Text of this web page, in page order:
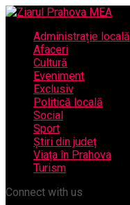
Administrație locală
Afaceri
Cultură
Eveniment
Exclusiv
Politică locală
Social
Sport
Știri din județ
Viața în Prahova
Turism
Connect with us